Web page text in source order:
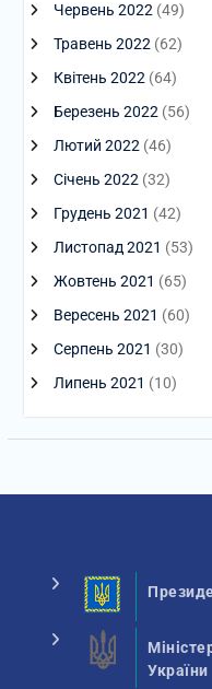
Червень 2022 (49)
Травень 2022 (62)
Квітень 2022 (64)
Березень 2022 (56)
Лютий 2022 (46)
Січень 2022 (32)
Грудень 2021 (42)
Листопад 2021 (53)
Жовтень 2021 (65)
Вересень 2021 (60)
Серпень 2021 (30)
Липень 2021 (10)
України